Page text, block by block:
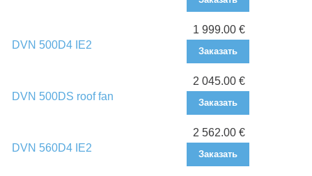
DVN 500D4 IE2
1 999.00 €
Заказать
DVN 500DS roof fan
2 045.00 €
Заказать
DVN 560D4 IE2
2 562.00 €
Заказать